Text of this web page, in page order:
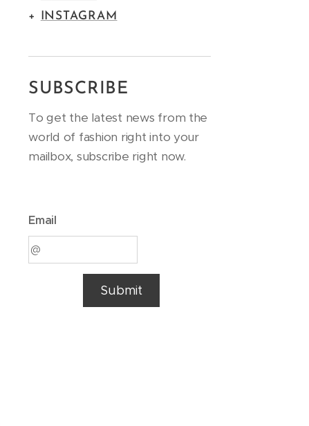
+
INSTAGRAM
SUBSCRIBE
To get the latest news from the
world of fashion right into your
mailbox, subscribe right now.
Email
Submit